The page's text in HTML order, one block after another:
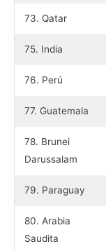
73. Qatar
75. India
76. Perú
77. Guatemala
78. Brunei
Darussalam
79. Paraguay
80. Arabia
Saudita